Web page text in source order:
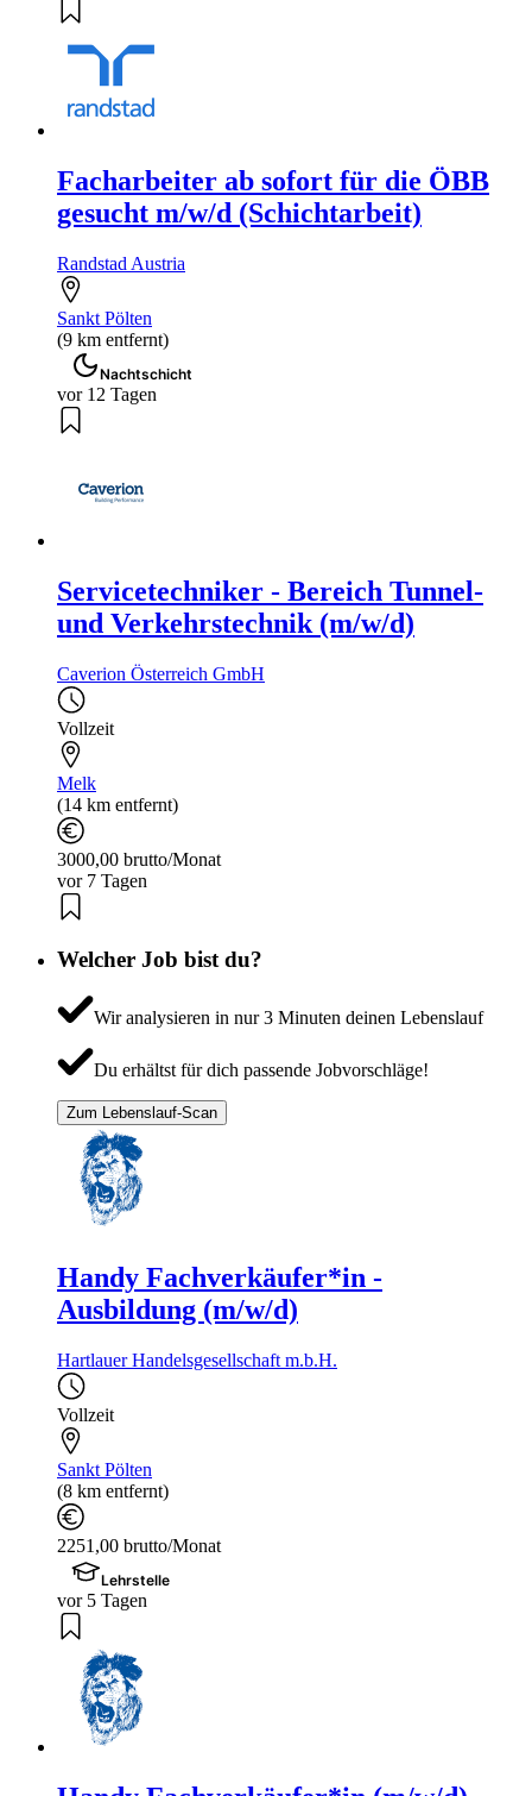
Facharbeiter ab sofort für die ÖBB
gesucht m/w/d (Schichtarbeit)
Randstad Austria
Sankt Pölten
(9 km entfernt)
Nachtschicht
vor 12 Tagen
Servicetechniker - Bereich Tunnel-
und Verkehrstechnik (m/w/d)
Caverion Österreich GmbH
Vollzeit
Melk
(14 km entfernt)
3000,00 brutto/Monat
vor 7 Tagen
Welcher Job bist du?
Wir analysieren in nur 3 Minuten deinen Lebenslauf
Du erhältst für dich passende Jobvorschläge!
Zum Lebenslauf-Scan
Handy Fachverkäufer*in -
Ausbildung (m/w/d)
Hartlauer Handelsgesellschaft m.b.H.
Vollzeit
Sankt Pölten
(8 km entfernt)
2251,00 brutto/Monat
Lehrstelle
vor 5 Tagen